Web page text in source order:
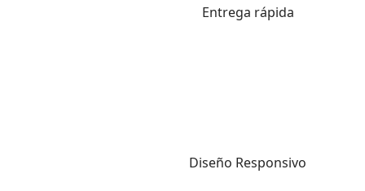
Entrega rápida
Diseño Responsivo